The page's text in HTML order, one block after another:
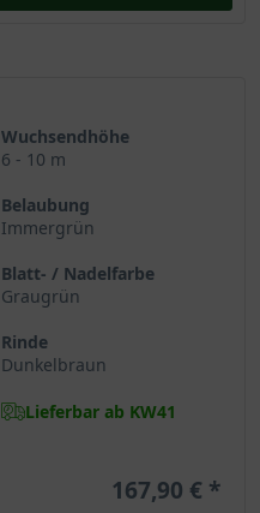
Wuchsendhöhe
6 - 10 m
Belaubung
Immergrün
Blatt- / Nadelfarbe
Graugrün
Rinde
Dunkelbraun
Lieferbar ab KW41
167,90 €